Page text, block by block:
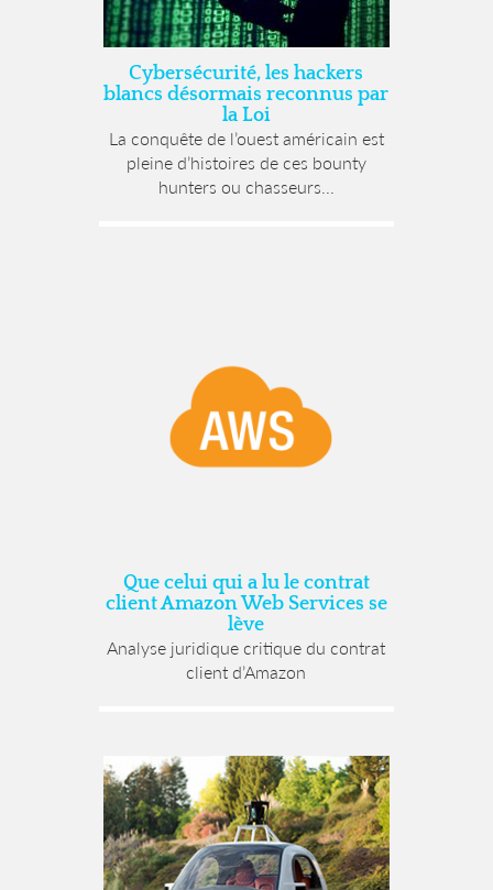
Cybersécurité, les hackers
blancs désormais reconnus par
la Loi
La conquête de l’ouest américain est
pleine d’histoires de ces bounty
hunters ou chasseurs...
Que celui qui a lu le contrat
client Amazon Web Services se
lève
Analyse juridique critique du contrat
client d’Amazon